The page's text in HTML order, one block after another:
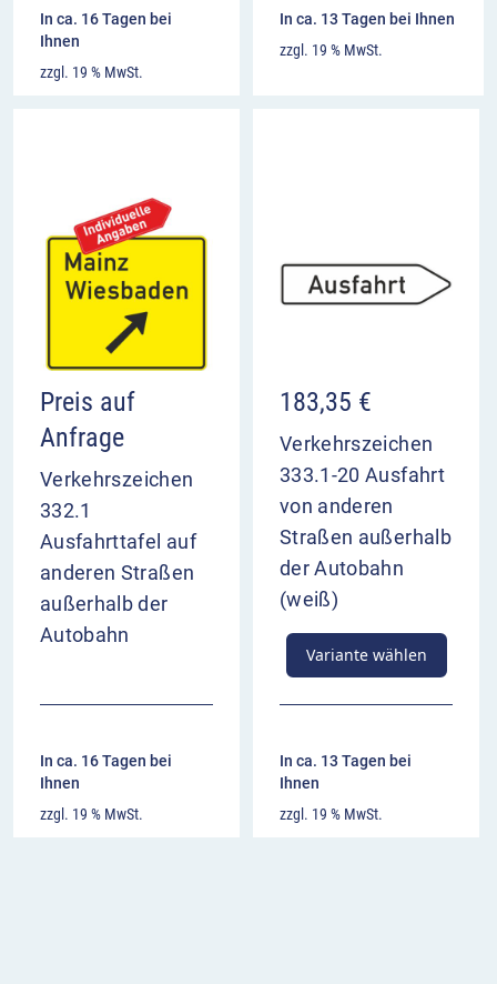
Wegweiser auf Kraftfahr- und
autobahnähnlichen Straßen
Einsatz innerhalb geschlossener Ortschaften
Anbringung an Abbiegestelle oder dort, wo
In ca. 16 Tagen bei
Ihnen
zzgl. 19 % MwSt.
In ca. 13 Tagen bei Ihnen
zzgl. 19 % MwSt.
Preis auf
Anfrage
Verkehrszeichen
332.1
Ausfahrttafel auf
anderen Straßen
außerhalb der
Autobahn
In ca. 16 Tagen bei
Ihnen
zzgl. 19 % MwSt.
183,35 €
Verkehrszeichen
333.1-20 Ausfahrt
von anderen
Straßen außerhalb
der Autobahn
(weiß)
Variante wählen
In ca. 13 Tagen bei
Ihnen
zzgl. 19 % MwSt.